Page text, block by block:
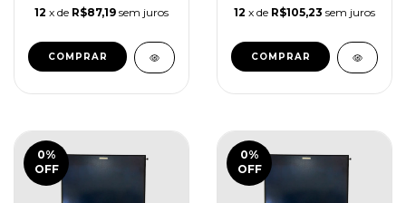
12 x de R$87,19 sem juros
12 x de R$105,23 sem juros
0%
OFF
0%
OFF